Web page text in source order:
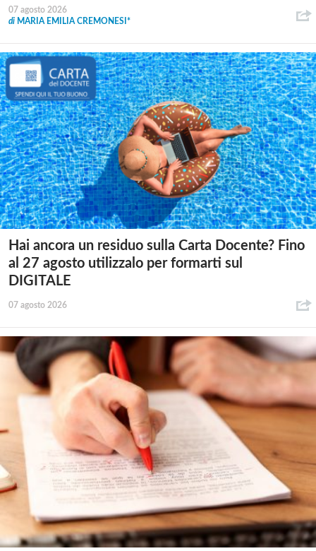
07 agosto 2026
di MARIA EMILIA CREMONESI*
Hai ancora un residuo sulla Carta Docente? Fino
al 27 agosto utilizzalo per formarti sul
DIGITALE
07 agosto 2026